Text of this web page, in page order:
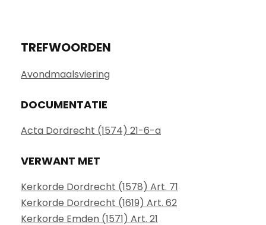
TREFWOORDEN
Avondmaalsviering
DOCUMENTATIE
Acta Dordrecht (1574) 21-6-a
VERWANT MET
Kerkorde Dordrecht (1578) Art. 71
Kerkorde Dordrecht (1619) Art. 62
Kerkorde Emden (1571) Art. 21